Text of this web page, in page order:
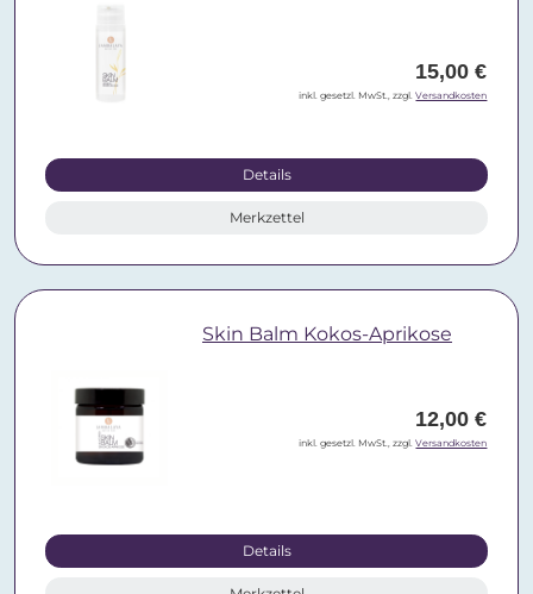
15,00 €
inkl. gesetzl. MwSt., zzgl.Versandkosten
Details
Merkzettel
Skin Balm Kokos-Aprikose
12,00 €
inkl. gesetzl. MwSt., zzgl.Versandkosten
Details